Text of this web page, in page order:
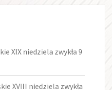
XIX niedziela zwykła 9
XVIII niedziela zwykła